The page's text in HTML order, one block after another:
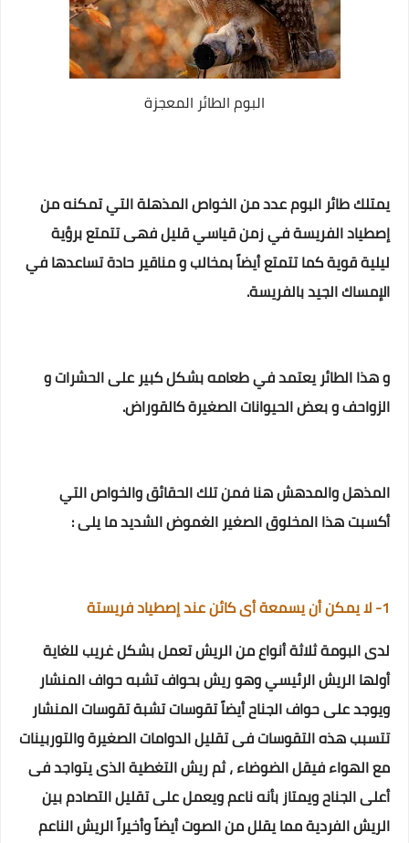
البوم الطائر المعجزة
يمتلك طائر البوم عدد من الخواص المذهلة التي تمكنه من
إصطياد الفريسة في زمن قياسي قليل فهى تتمتع برؤية
ليلية قوية كماتتمتع أيضاً بمخالب و مناقير حادة تساعدها في
الإمساك الجيد بالفريسة.
و هذا الطائر يعتمد في طعامه بشكل كبير على الحشرات و
الزواحف و بعض الحيوانات الصغيرة كالقوراض.
المذهل والمدهش هنا فمن تلك الحقائق والخواص التي
أكسبت هذا المخلوق الصغير الغموض الشديد ما يلى :
1- لا يمكن أن يسمعة أى كائن عند إصطياد فريستة
لدى البومة ثلاثة أنواع من الريش تعمل بشكل غريب للغاية
أولها الريش الرئيسي وهو ريش بحواف تشبه حواف المنشار
ويوجد على حواف الجناح أيضاً تقوسات تشبة تقوسات المنشار
تتسبب هذه التقوسات فى تقليل الدوامات الصغيرة والتوربينات
مع الهواء فيقل الضوضاء ، ثم ريش التغطية الذى يتواجد فى
أعلى الجناح ويمتاز بأنه ناعم ويعمل على تقليل التصادم بين
الريش الفردية مما يقلل من الصوت أيضاً وأخيراً الريش الناعم